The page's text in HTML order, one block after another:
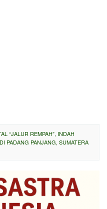
“JALUR REMPAH”, INDAH
PADANG PANJANG, SUMATERA